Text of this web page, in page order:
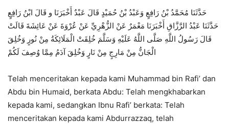
حَدَّثَنَا مُحَمَّدُ بْنُ رَافِعٍ وَعَبْدُ بْنُ حُمَيْدٍ قَالَ عَبْدٌ أَخْبَرَنَا و قَالَ ابْنُ رَافِعٍ
حَدَّثَنَا عَبْدُ الرَّزَّاقِ أَخْبَرَنَا مَعْمَرٌ عَنْ الزُّهْرِيِّ عَنْ عُرْوَةَ عَنْ عَائِشَةَ قَالَتْ
قَالَ رَسُولُ اللَّهِ صَلَّى اللَّهُ عَلَيْهِ وَسَلَّمَ خُلِقَتْ الْمَلَائِكَةُ مِنْ نُورٍ وَخُلِقَ
الْجَانُّ مِنْ مَارِجٍ مِنْ نَارٍ وَخُلِقَ آدَمُ مِمَّا وُصِفَ لَكُمْ
Telah menceritakan kepada kami Muhammad bin Rafi’ dan
Abdu bin Humaid, berkata Abdu: Telah mengkhabarkan
kepada kami, sedangkan Ibnu Rafi’ berkata: Telah
menceritakan kepada kami Abdurrazzaq, telah